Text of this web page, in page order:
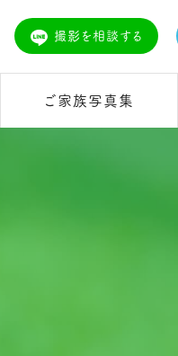
ご家族写真集
撮影を相談する